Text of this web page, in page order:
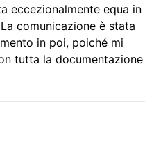
eccezionalmente equa in
comunicazione è stata
in poi, poiché mi
tutta la documentazione